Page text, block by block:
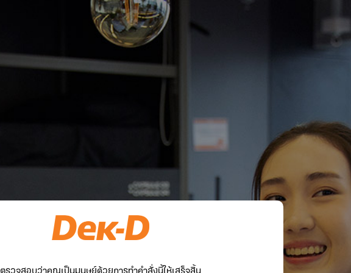
ตรวจสอบว่าคุณเป็นมนุษย์ด้วยการทำคำสั่งนี้ให้เสร็จสิ้น